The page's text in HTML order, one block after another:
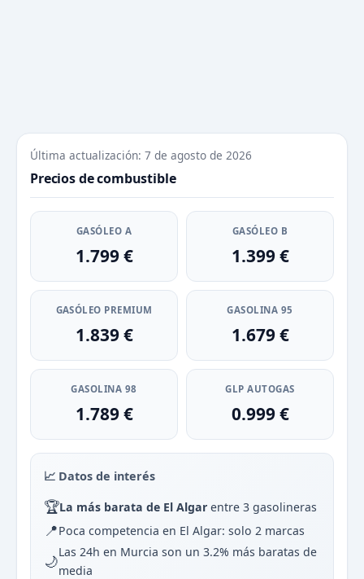
Última actualización: 7 de agosto de 2026
Precios de combustible
GASÓLEO A
1.799 €
GASÓLEO B
1.399 €
GASÓLEO PREMIUM
1.839 €
GASOLINA 95
1.679 €
GASOLINA 98
1.789 €
GLP AUTOGAS
0.999 €
📈 Datos de interés
🏆La más barata de El Algar entre 3 gasolineras
📍Poca competencia en El Algar: solo 2 marcas
🌙Las 24h en Murcia son un 3.2% más baratas de
media